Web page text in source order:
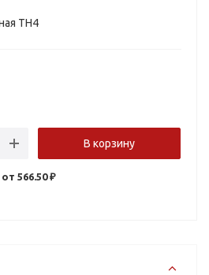
TH4
В корзину
от 566.50 ₽